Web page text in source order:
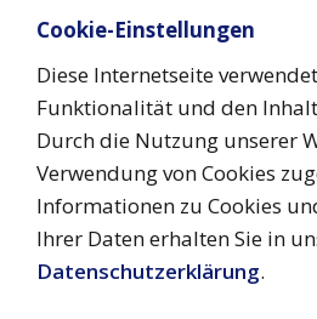
Vertrag
Barrierefreiheit
AGB
Cookie-Einstellungen
Diese Internetseite
Funktionalität und den
Durch die Nutzung unserer
Verwendung von Cookies
Informationen zu Cookies
Ihrer Daten erhalten Sie in
Datenschutzerklärung.